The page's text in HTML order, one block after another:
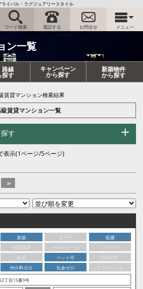
イバル・ラグジュアリースタイル
ワード検索 電話する お問合せ メニュー
ン一覧
路線
探す
キャンペーン
から探す
新築物件
から探す
賃貸マンション検索結果
賃貸マンション一覧
す
表示(1ページ/5ページ)
>>
新築 タワー
低層
分譲賃貸
デザイナーズ
ブランド
駅近
ペット可
SOHO可
仲介料ゼロ
礼金ゼロ
フリーレント
丁目15番9号